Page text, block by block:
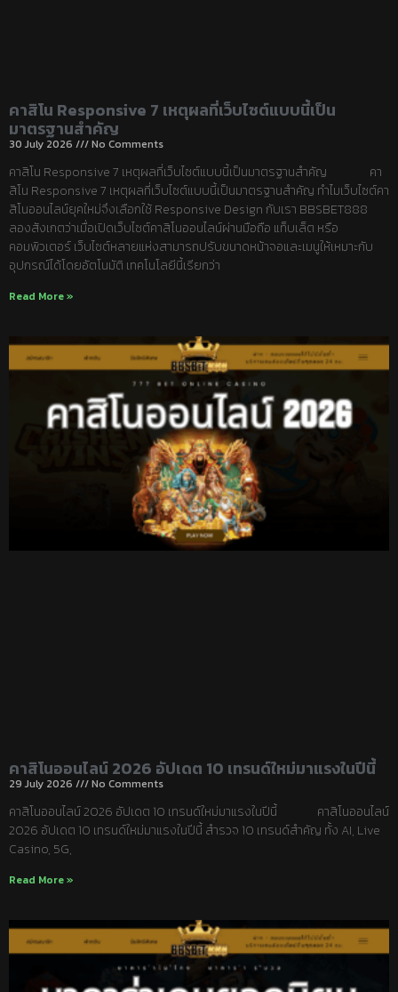
คาสิโน Responsive 7 เหตุผลที่เว็บไซต์แบบนี้เป็น
มาตรฐานสำคัญ
30 July 2026 No Comments
คาสิโน Responsive 7 เหตุผลที่เว็บไซต์แบบนี้เป็นมาตรฐานสำคัญ คา
สิโน Responsive 7 เหตุผลที่เว็บไซต์แบบนี้เป็นมาตรฐานสำคัญ ทำไมเว็บไซต์คา
สิโนออนไลน์ยุคใหม่จึงเลือกใช้ Responsive Design กับเรา BBSBET888
ลองสังเกตว่าเมื่อเปิดเว็บไซต์คาสิโนออนไลน์ผ่านมือถือ แท็บเล็ต หรือ
คอมพิวเตอร์ เว็บไซต์หลายแห่งสามารถปรับขนาดหน้าจอและเมนูให้เหมาะกับ
อุปกรณ์ได้โดยอัตโนมัติ เทคโนโลยีนี้เรียกว่า
Read More »
คาสิโนออนไลน์ 2026 อัปเดต 10 เทรนด์ใหม่มาแรงในปีนี้
29 July 2026 No Comments
คาสิโนออนไลน์ 2026 อัปเดต 10 เทรนด์ใหม่มาแรงในปีนี้ คาสิโนออนไลน์
2026 อัปเดต 10 เทรนด์ใหม่มาแรงในปีนี้ สำรวจ 10 เทรนด์สำคัญ ทั้ง AI, Live
Casino, 5G,
Read More »